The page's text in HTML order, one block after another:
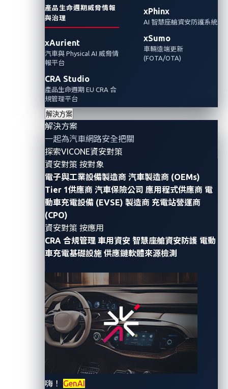
產品生命週期威脅情報
與治理
xAurient
汽車與 Physical AI 威脅情
報平台
CRA Studio
產品生命週期 EU CRA 合
規管理平台
xPhinx
AI 智慧座艙資安防護系統
xSumo
車輛遠端更新
(FOTA/OTA)
解決方案
解決方案
一起為汽車網路安全把關
探索VICONE資安對策
資安對策 按對象
電子與工業設備製造商 汽車製造商 (OEMs)
Tier 1供應商 汽車保險公司 應用程式供應商 電
動車充電設備 (EVSE) 製造商 充電站營運商
(CPO)
資安對策 按應用
CRA 合規管理 車用資安 智慧座艙資安防護 電動
車充電基礎設施 供應鏈軟體來源檢測
嗨！ GenAI
VicOne
雙方的協作為汽車軟體生命週期提供端對端保
護，並簡化 SDV 製造商的安全程式碼開發
VicOne與微軟共同合作為軟體開發者提供服務
具有差異化的汽車威脅情報、創新且無縫的 DevSecOps
雙方的協作為汽車軟體生命週期提供端對端保護，並簡
化SDV製造商的安全程式碼開發
年1月9日，台北訊】全球車用資安領導廠商
今日宣布與Microsoft 合作，VicOne的 xZETA
上使用，讓車輛軟體開發人員能夠
主動保護韌體並確保在整個汽車軟體生命週期中提供端
到端保護。軟體定義車輛